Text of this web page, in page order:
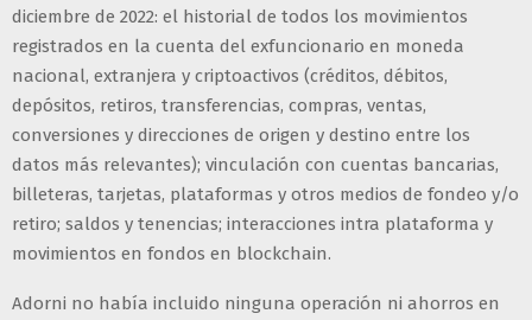
diciembre de 2022: el historial de todos los movimientos
registrados en la cuenta del exfuncionario en moneda
nacional, extranjera y criptoactivos (créditos, débitos,
depósitos, retiros, transferencias, compras, ventas,
conversiones y direcciones de origen y destino entre los
datos más relevantes); vinculación con cuentas bancarias,
billeteras, tarjetas, plataformas y otros medios de fondeo y/o
retiro; saldos y tenencias; interacciones intra plataforma y
movimientos en fondos en blockchain.
Adorni no había incluido ninguna operación ni ahorros en